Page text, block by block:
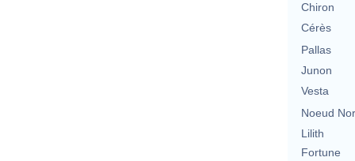
Chiron
Cérès
Pallas
Junon
Vesta
Noeud
Lilith
Fortune